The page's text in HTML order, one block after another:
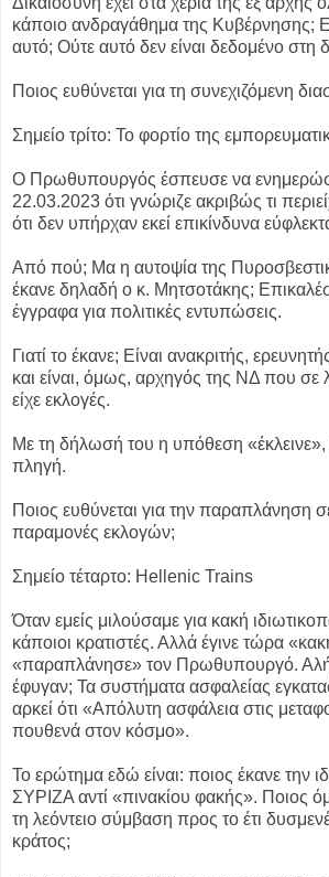
κάποιο ανδραγάθημα της Κυβέρνησης;
αυτό; Ούτε αυτό δεν είναι δεδομένο στη
Ποιος ευθύνεται για τη συνεχιζόμενη
Σημείο τρίτο: Το φορτίο της
Ο Πρωθυπουργός έσπευσε να
22.03.2023 ότι γνώριζε ακριβώς τι
ότι δεν υπήρχαν εκεί επικίνδυνα
Από πού; Μα η αυτοψία της
έκανε δηλαδή ο κ. Μητσοτάκης;
έγγραφα για πολιτικές εντυπώσεις.
Γιατί το έκανε; Είναι ανακριτής,
και είναι, όμως, αρχηγός της ΝΔ που σε
είχε εκλογές.
Με τη δήλωσή του η υπόθεση «έκλεινε»,
πληγή.
Ποιος ευθύνεται για την παραπλάνηση
παραμονές εκλογών;
Σημείο τέταρτο: Hellenic Trains
Όταν εμείς μιλούσαμε για κακή
κάποιοι κρατιστές. Αλλά έγινε τώρα
«παραπλάνησε» τον Πρωθυπουργό.
έφυγαν; Τα συστήματα ασφαλείας
αρκεί ότι «Απόλυτη ασφάλεια στις
πουθενά στον κόσμο».
Το ερώτημα εδώ είναι: ποιος έκανε την
ΣΥΡΙΖΑ αντί «πινακίου φακής». Ποιος
τη λεόντειο σύμβαση προς το έτι
κράτος;